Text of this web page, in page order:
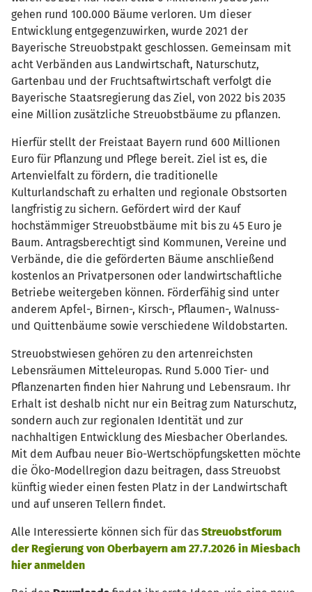
gehen rund 100.000 Bäume verloren. Um dieser
Entwicklung entgegenzuwirken, wurde 2021 der
Bayerische Streuobstpakt geschlossen. Gemeinsam mit
acht Verbänden aus Landwirtschaft, Naturschutz,
Gartenbau und der Fruchtsaftwirtschaft verfolgt die
Bayerische Staatsregierung das Ziel, von 2022 bis 2035
eine Million zusätzliche Streuobstbäume zu pflanzen.
Hierfür stellt der Freistaat Bayern rund 600 Millionen
Euro für Pflanzung und Pflege bereit. Ziel ist es, die
Artenvielfalt zu fördern, die traditionelle
Kulturlandschaft zu erhalten und regionale Obstsorten
langfristig zu sichern. Gefördert wird der Kauf
hochstämmiger Streuobstbäume mit bis zu 45 Euro je
Baum. Antragsberechtigt sind Kommunen, Vereine und
Verbände, die die geförderten Bäume anschließend
kostenlos an Privatpersonen oder landwirtschaftliche
Betriebe weitergeben können. Förderfähig sind unter
anderem Apfel-, Birnen-, Kirsch-, Pflaumen-, Walnuss-
und Quittenbäume sowie verschiedene Wildobstarten.
Streuobstwiesen gehören zu den artenreichsten
Lebensräumen Mitteleuropas. Rund 5.000 Tier- und
Pflanzenarten finden hier Nahrung und Lebensraum. Ihr
Erhalt ist deshalb nicht nur ein Beitrag zum Naturschutz,
sondern auch zur regionalen Identität und zur
nachhaltigen Entwicklung des Miesbacher Oberlandes.
Mit dem Aufbau neuer Bio-Wertschöpfungsketten möchte
die Öko-Modellregion dazu beitragen, dass Streuobst
künftig wieder einen festen Platz in der Landwirtschaft
und auf unseren Tellern findet.
Alle Interessierte können sich für das Streuobstforum
der Regierung von Oberbayern am 27.7.2026 in Miesbach
hier anmelden